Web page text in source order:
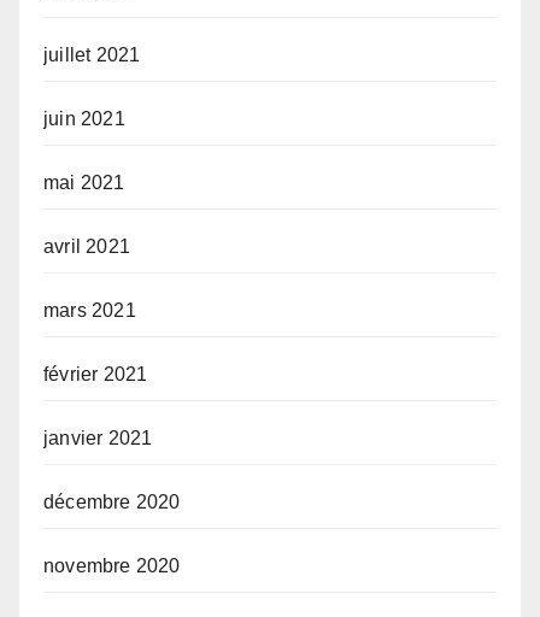
juillet 2021
juin 2021
mai 2021
avril 2021
mars 2021
février 2021
janvier 2021
décembre 2020
novembre 2020